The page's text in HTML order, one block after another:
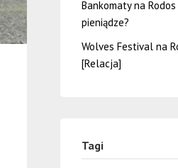
Bankomaty na
pieniądze?
Wolves Festival na
[Relacja]
Tagi